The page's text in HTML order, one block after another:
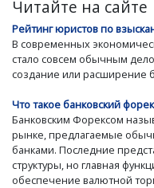
Читайте на сайте
Рейтинг юристов по
В современных
стало совсем обычным
создание или расширение
Что такое банковский
Банковским Форексом
рынке, предлагаемые
банками. Последние
структуры, но главная
обеспечение валютной